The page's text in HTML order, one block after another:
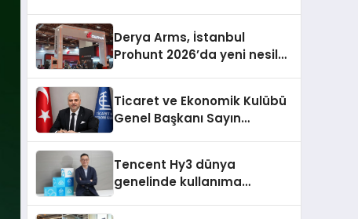
Derya Arms, İstanbul
Prohunt 2026’da yeni nesil
Ticaret ve Ekonomik Kulübü
Genel Başkanı Sayın
şunları kaydetti:
Tencent Hy3 dünya
genelinde kullanıma